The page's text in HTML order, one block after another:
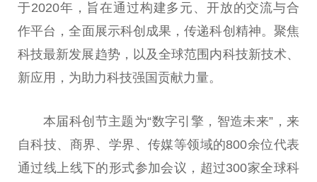
于2020年，旨在通过构建多元、开放的交流与合
作平台 ，全面展示科创成果，传递科创 精神。聚焦
科技最新发展趋势，以及全球范围内科技新技术、
新应用，为助力科技强国贡献力量。
本届科创节主题为“数字引擎，智造未来”，来
自科技、商界、学界、传媒等领域的800余位代表
通过线上线下的形式参加会议，超过300家全球科